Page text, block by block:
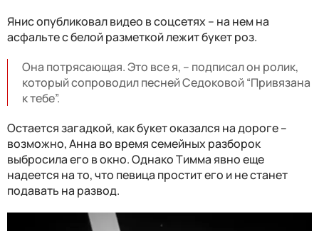
Янис опубликовал видео в соцсетях – на нем на
асфальте с белой разметкой лежит букет роз.
Она потрясающая. Это все я, – подписал он ролик,
который сопроводил песней Седоковой “Привязана
к тебе”.
Остается загадкой, как букет оказался на дороге –
возможно, Анна во время семейных разборок
выбросила его в окно. Однако Тимма явно еще
надеется на то, что певица простит его и не станет
подавать на развод.